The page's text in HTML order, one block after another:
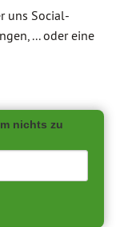
uns Social-
... oder eine
nichts zu